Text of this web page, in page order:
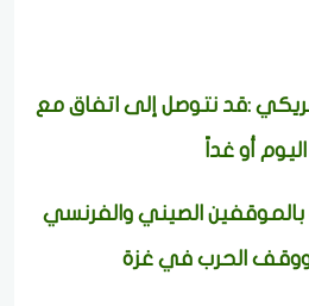
:قد نتوصل إلى اتفاق مع
أو غداً
بالموقفين الصيني والفرنسي
ووقف الحرب في غزة